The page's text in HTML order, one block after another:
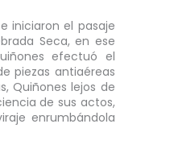
iniciaron el pasaje
Seca, en ese
efectuó el
piezas antiaéreas
Quiñones lejos de
de sus actos,
enrumbándola